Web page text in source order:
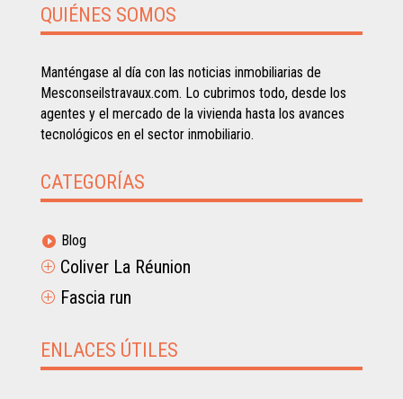
QUIÉNES SOMOS
Manténgase al día con las noticias inmobiliarias de
Mesconseilstravaux.com. Lo cubrimos todo, desde los
agentes y el mercado de la vivienda hasta los avances
tecnológicos en el sector inmobiliario.
CATEGORÍAS
 Blog
P Coliver La Réunion
P Fascia run
ENLACES ÚTILES